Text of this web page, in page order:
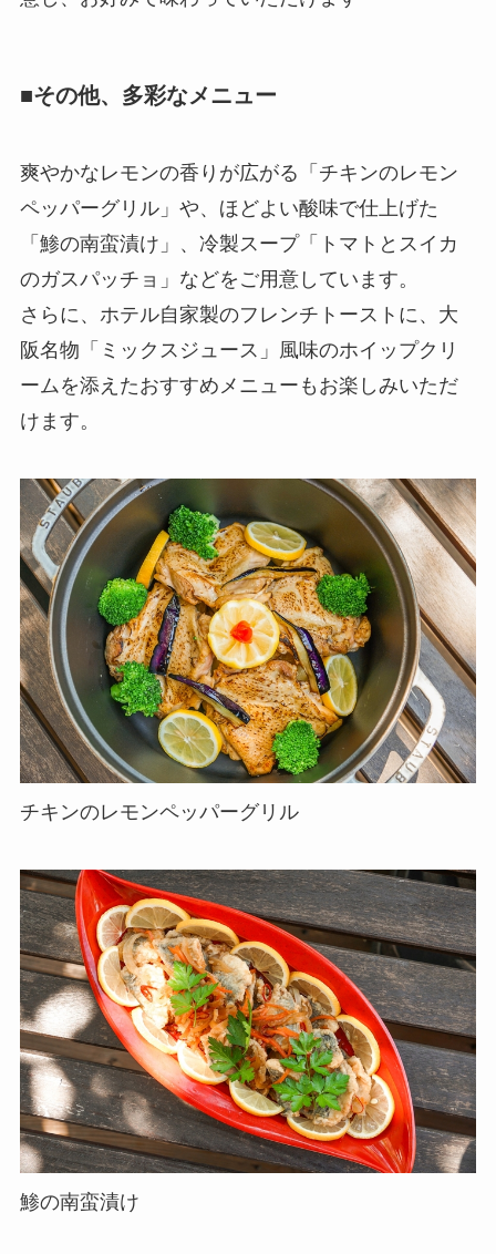
■その他、多彩なメニュー
爽やかなレモンの香りが広がる「チキンのレモン
ペッパーグリル」や、ほどよい酸味で仕上げた
「鯵の南蛮漬け」、冷製スープ「トマトとスイカ
のガスパッチョ」などをご用意しています。
さらに、ホテル自家製のフレンチトーストに、大
阪名物「ミックスジュース」風味のホイップクリ
ームを添えたおすすめメニューもお楽しみいただ
けます。
チキンのレモンペッパーグリル
鯵の南蛮漬け